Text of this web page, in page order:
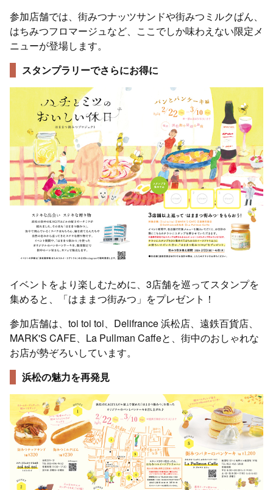
参加店舗では、街みつナッツサンドや街みつミルクぱん、
はちみつフロマージュなど、ここでしか味わえない限定メ
ニューが登場します。
スタンプラリーでさらにお得に
イベントをより楽しむために、3店舗を巡ってスタンプを
集めると、「はままつ街みつ」をプレゼント！
参加店舗は、toi toi toi、Delifrance 浜松店、遠鉄百貨店、
MARK'S CAFE、La Pullman Caffeと、街中のおしゃれな
お店が勢ぞろいしています。
浜松の魅力を再発見